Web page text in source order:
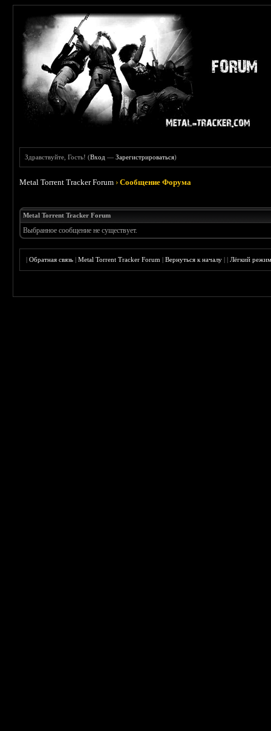
Здравствуйте, Гость! (Вход —Зарегистрироваться)
Metal Torrent Tracker Forum ›Сообщение Форума
Metal Torrent Tracker Forum
Выбранное сообщение не существует.
|Обратная связь |Metal Torrent Tracker Forum |Вернуться к началу ||Лёгкий